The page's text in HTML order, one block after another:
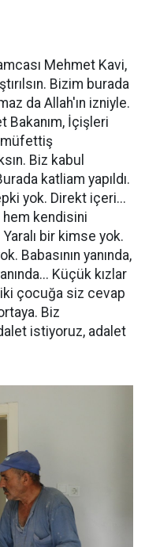
Mehmet Kavi,
Bizim burada
da Allah'ın izniyle.
Bakanım, İçişleri
müfettiş
Biz kabul
katliam yapıldı.
yok. Direkt içeri...
hem kendisini
bir kimse yok.
Babasının yanında,
Küçük kızlar
iki çocuğa siz cevap
Biz
istiyoruz, adalet